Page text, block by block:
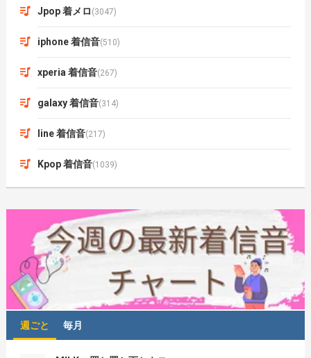
Jpop 着メロ (3047)
iphone 着信音(510)
xperia 着信音(267)
galaxy 着信音(314)
line 着信音(217)
Kpop 着信音(1039)
週ごと 毎月